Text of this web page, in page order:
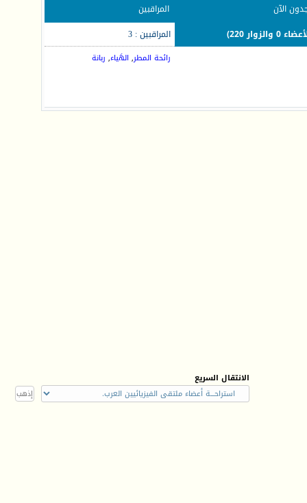
الآن
المراقبين
المراقبين : 3
رائحة المطر, الهَياء, ربانة
الانتقال السريع